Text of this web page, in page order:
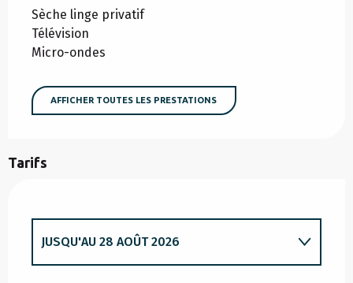
Sèche linge privatif
Télévision
Micro-ondes
AFFICHER TOUTES LES PRESTATIONS
Tarifs
JUSQU'AU 28 AOÛT 2026